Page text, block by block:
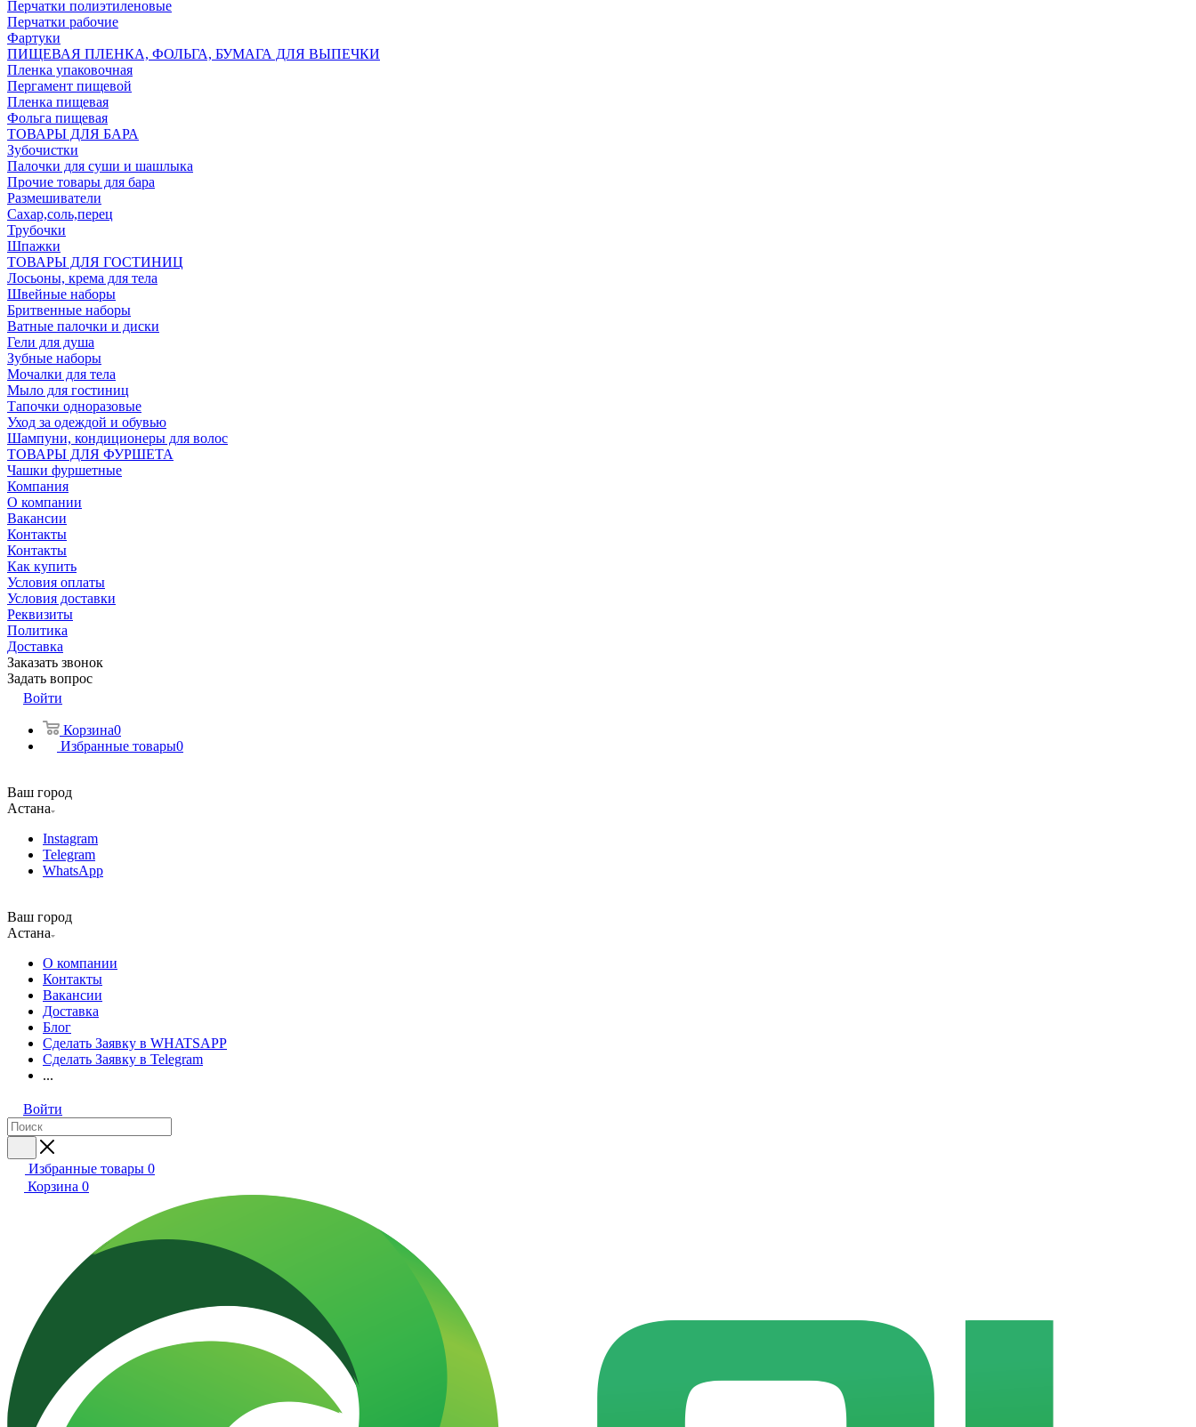
Перчатки полиэтиленовые
Перчатки рабочие
Фартуки
ПИЩЕВАЯ ПЛЕНКА, ФОЛЬГА, БУМАГА ДЛЯ ВЫПЕЧКИ
Пленка упаковочная
Пергамент пищевой
Пленка пищевая
Фольга пищевая
ТОВАРЫ ДЛЯ БАРА
Зубочистки
Палочки для суши и шашлыка
Прочие товары для бара
Размешиватели
Сахар,соль,перец
Трубочки
Шпажки
ТОВАРЫ ДЛЯ ГОСТИНИЦ
Лосьоны, крема для тела
Швейные наборы
Бритвенные наборы
Ватные палочки и диски
Гели для душа
Зубные наборы
Мочалки для тела
Мыло для гостиниц
Тапочки одноразовые
Уход за одеждой и обувью
Шампуни, кондиционеры для волос
ТОВАРЫ ДЛЯ ФУРШЕТА
Чашки фуршетные
Компания
О компании
Вакансии
Контакты
Контакты
Как купить
Условия оплаты
Условия доставки
Реквизиты
Политика
Доставка
Заказать звонок
Задать вопрос
Войти
Корзина0
Избранные товары0
Ваш город
Астана
Instagram
Telegram
WhatsApp
Ваш город
Астана
О компании
Контакты
Вакансии
Доставка
Блог
Сделать Заявку в WHATSAPP
Сделать Заявку в Telegram
...
Войти
Избранные товары 0
Корзина 0